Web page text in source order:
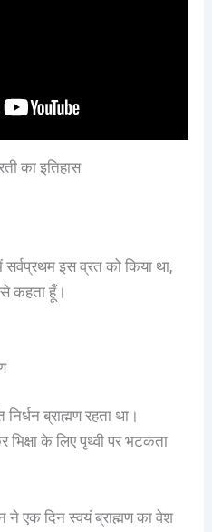
का इतिहास
इस व्रत को किया था,
कहता हूँ।
ब्राह्मण रहता था।
के लिए पृथ्वी पर भटकता
ने एक दिन स्वयं ब्राह्मण का वेश